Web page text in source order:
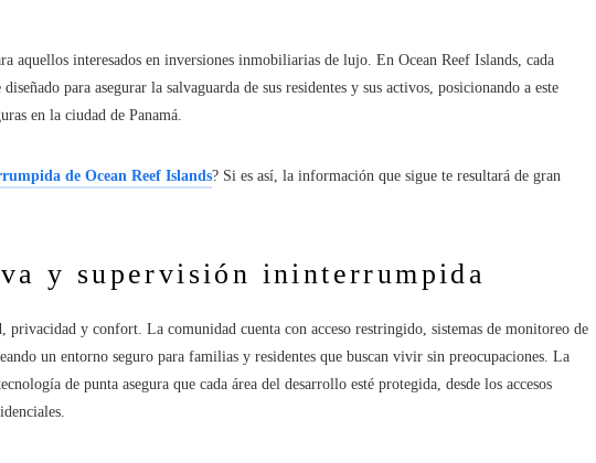
aquellos interesados en inversiones inmobiliarias de lujo. En Ocean Reef Islands, cada
para asegurar la salvaguarda de sus residentes y sus activos, posicionando a este
en la ciudad de Panamá.
de Ocean Reef Islands? Si es así, la información que sigue te resultará de gran
y supervisión ininterrumpida
y confort. La comunidad cuenta con acceso restringido, sistemas de monitoreo de
un entorno seguro para familias y residentes que buscan vivir sin preocupaciones. La
de punta asegura que cada área del desarrollo esté protegida, desde los accesos